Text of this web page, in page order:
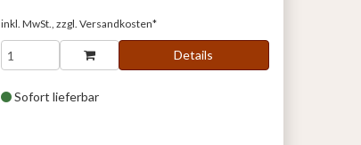
inkl. MwSt., zzgl. Versandkosten*
Details
Sofort lieferbar